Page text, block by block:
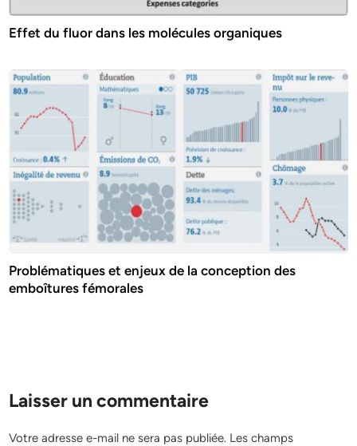
Effet du fluor dans les molécules organiques
Problématiques et enjeux de la conception des
emboîtures fémorales
Laisser un commentaire
Votre adresse e-mail ne sera pas publiée. Les champs